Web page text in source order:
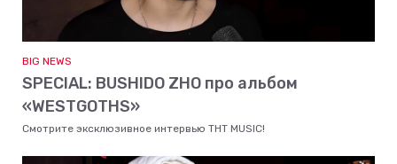
BIG NEWS
SPECIAL: BUSHIDO ZHO про альбом
«WESTGOTHS»
Смотрите эксклюзивное интервью ТНТ MUSIC!